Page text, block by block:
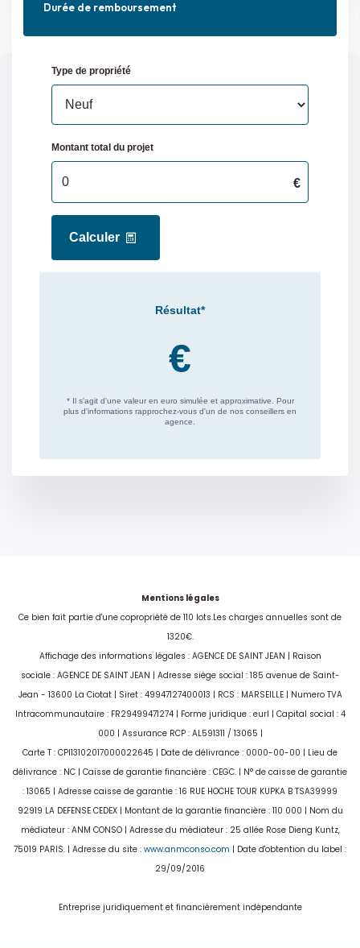
Durée de remboursement
Mentions légales
Ce bien fait partie d'une copropriété de 110 lots.Les charges annuelles sont de
1320€.
Affichage des informations légales : AGENCE DE SAINT JEAN | Raison
sociale : AGENCE DE SAINT JEAN | Adresse siège social : 185 avenue de Saint-
Jean - 13600 La Ciotat | Siret : 49947127400013 | RCS : MARSEILLE | Numero TVA
Intracommunautaire : FR29499471274 | Forme juridique : eurl | Capital social : 4
000 | Assurance RCP : AL591311 / 13065 |
Carte T : CPI13102017000022645 | Date de délivrance : 0000-00-00 | Lieu de
délivrance : NC | Caisse de garantie financière : CEGC. | N° de caisse de garantie
: 13065 | Adresse caisse de garantie : 16 RUE HOCHE TOUR KUPKA B TSA39999
92919 LA DEFENSE CEDEX | Montant de la garantie financière : 110 000 | Nom du
médiateur : ANM CONSO | Adresse du médiateur : 25 allée Rose Dieng Kuntz,
75019 PARIS. | Adresse du site : www.anmconso.com | Date d'obtention du label :
29/09/2016
Entreprise juridiquement et financièrement indépendante